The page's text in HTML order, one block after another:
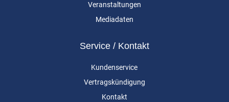
Veranstaltungen
Mediadaten
Service / Kontakt
Kundenservice
Vertragskündigung
Kontakt